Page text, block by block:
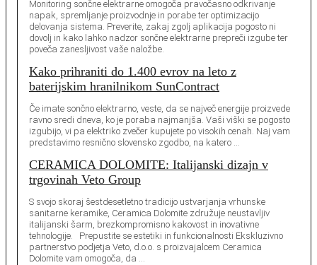
Monitoring sončne elektrarne omogoča pravočasno odkrivanje
napak, spremljanje proizvodnje in porabe ter optimizacijo
delovanja sistema. Preverite, zakaj zgolj aplikacija pogosto ni
dovolj in kako lahko nadzor sončne elektrarne prepreči izgube ter
poveča zanesljivost vaše naložbe.
Kako prihraniti do 1.400 evrov na leto z
baterijskim hranilnikom SunContract
Če imate sončno elektrarno, veste, da se največ energije proizvede
ravno sredi dneva, ko je poraba najmanjša. Vaši viški se pogosto
izgubijo, vi pa elektriko zvečer kupujete po visokih cenah. Naj vam
predstavimo resnično slovensko zgodbo, na katero …
CERAMICA DOLOMITE: Italijanski dizajn v
trgovinah Veto Group
S svojo skoraj šestdesetletno tradicijo ustvarjanja vrhunske
sanitarne keramike, Ceramica Dolomite združuje neustavljiv
italijanski šarm, brezkompromisno kakovost in inovativne
tehnologije. Prepustite se estetiki in funkcionalnosti Ekskluzivno
partnerstvo podjetja Veto, d.o.o. s proizvajalcem Ceramica
Dolomite vam omogoča, da …